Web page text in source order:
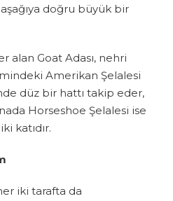
doğru büyük bir
alan Goat Adası, nehri
Amerikan Şelalesi
düz bir hattı takip eder,
Horseshoe Şelalesi ise
katıdır.
iki tarafta da